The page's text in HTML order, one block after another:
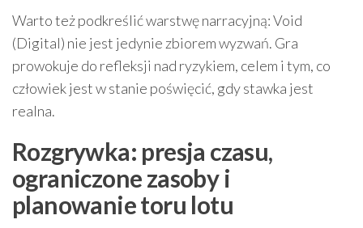
Warto też podkreślić warstwę narracyjną: Void
(Digital) nie jest jedynie zbiorem wyzwań. Gra
prowokuje do refleksji nad ryzykiem, celem i tym, co
człowiek jest w stanie poświęcić, gdy stawka jest
realna.
Rozgrywka: presja czasu,
ograniczone zasoby i
planowanie toru lotu